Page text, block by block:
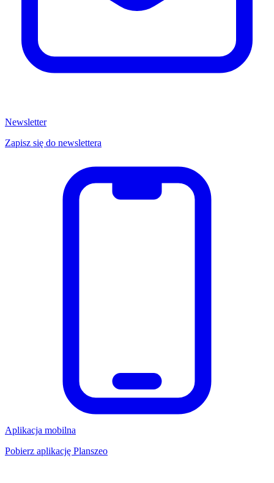
Newsletter
Zapisz się do newslettera
Aplikacja mobilna
Pobierz aplikację Planszeo